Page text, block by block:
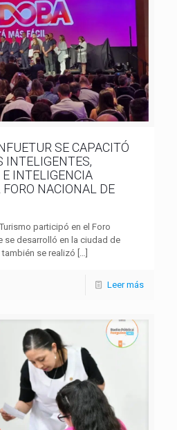
SE CAPACITÓ
INTELIGENTES,
INTELIGENCIA
NACIONAL DE
participó en el Foro
se desarrolló en la ciudad de
se realizó […]
Leer más